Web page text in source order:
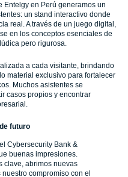
Entelgy en Perú generamos un
un stand interactivo donde
real. A través de un juego digital,
en los conceptos esenciales de
pero rigurosa.
a cada visitante, brindando
material exclusivo para fortalecer
Muchos asistentes se
casos propios y encontrar
futuro
Cybersecurity Bank &
buenas impresiones.
clave, abrimos nuevas
compromiso con el